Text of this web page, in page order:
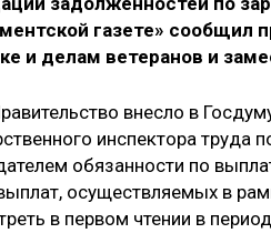
газете» сообщил
и делам ветеранов и
внесло в
инспектора
обязанности по
осуществляемых в
в первом чтении в